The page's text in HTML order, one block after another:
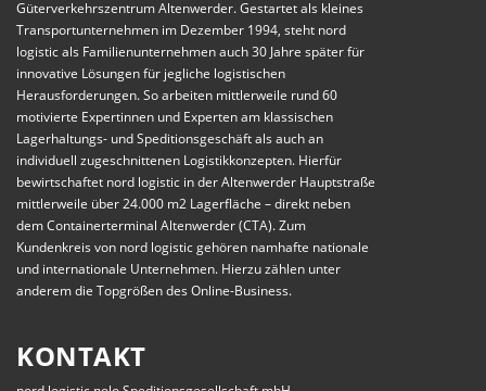
Güterverkehrszentrum Altenwerder. Gestartet als kleines
Transportunternehmen im Dezember 1994, steht nord
logistic als Familienunternehmen auch 30 Jahre später für
innovative Lösungen für jegliche logistischen
Herausforderungen. So arbeiten mittlerweile rund 60
motivierte Expertinnen und Experten am klassischen
Lagerhaltungs- und Speditionsgeschäft als auch an
individuell zugeschnittenen Logistikkonzepten. Hierfür
bewirtschaftet nord logistic in der Altenwerder Hauptstraße
mittlerweile über 24.000 m2 Lagerfläche – direkt neben
dem Containerterminal Altenwerder (CTA). Zum
Kundenkreis von nord logistic gehören namhafte nationale
und internationale Unternehmen. Hierzu zählen unter
anderem die Topgrößen des Online-Business.
KONTAKT